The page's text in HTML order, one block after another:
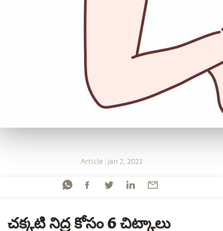
Article Jan 2, 2023
చక్కటి నిద్ర కోసం 6 చిట్కాలు